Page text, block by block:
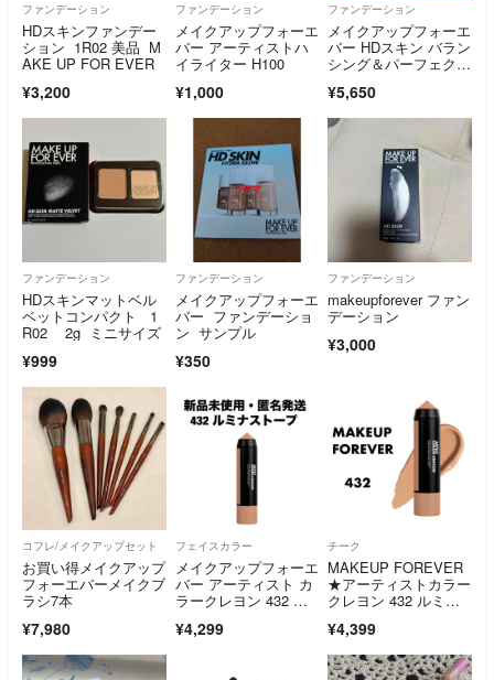
ファンデーション
HDスキンファンデー
ション 1R02 美品 M
AKE UP FOR EVER
¥3,200
ファンデーション
メイクアップフォーエ
バー アーティストハ
イライター H100
¥1,000
ファンデーション
メイクアップフォーエ
バー HDスキン バラン
シング＆パーフェクテ
ョン 103N
¥5,650
ファンデーション
HDスキンマットベル
ベットコンパクト 1
R02 2g ミニサイズ
¥999
ファンデーション
メイクアップフォーエ
バー ファンデーショ
ン サンプル
¥350
ファンデーション
makeupforever ファン
デーション
¥3,000
コフレ/メイクアップセット
お買い得メイクアップ
フォーエバーメイクブ
ラシ7本
¥7,980
フェイスカラー
メイクアップフォーエ
バー アーティスト カ
ラークレヨン 432 ル
¥4,299
チーク
MAKEUP FOREVER
★アーティストカラー
クレヨン 432 ルミナ
¥4,399